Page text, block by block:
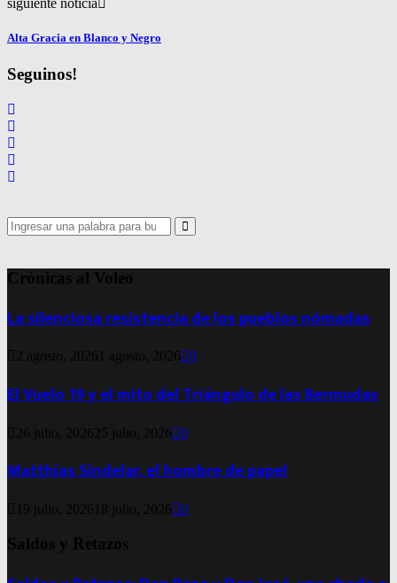
siguiente noticia
Alta Gracia en Blanco y Negro
Seguinos!
Search
for:
Search
Crónicas al Voleo
La silenciosa resistencia de los pueblos nómadas
2 agosto, 2026 1 agosto, 2026 0
El Vuelo 19 y el mito del Triángulo de las Bermudas
26 julio, 2026 25 julio, 2026 0
Matthias Sindelar, el hombre de papel
19 julio, 2026 18 julio, 2026 0
Saldos y Retazos